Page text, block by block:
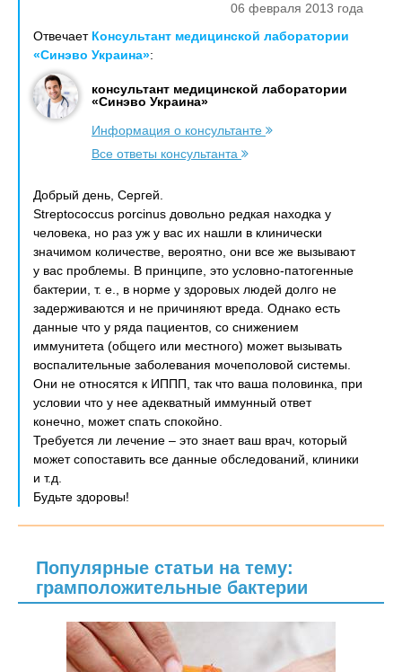
06 февраля 2013 года
Отвечает Консультант медицинской лаборатории
«Синэво Украина»:
консультант медицинской лаборатории
«Синэво Украина»
Информация о консультанте
Все ответы консультанта
Добрый день, Сергей.
Streptococcus porcinus довольно редкая находка у
человека, но раз уж у вас их нашли в клинически
значимом количестве, вероятно, они все же вызывают
у вас проблемы. В принципе, это условно-патогенные
бактерии, т. е., в норме у здоровых людей долго не
задерживаются и не причиняют вреда. Однако есть
данные что у ряда пациентов, со снижением
иммунитета (общего или местного) может вызывать
воспалительные заболевания мочеполовой системы.
Они не относятся к ИППП, так что ваша половинка, при
условии что у нее адекватный иммунный ответ
конечно, может спать спокойно.
Требуется ли лечение – это знает ваш врач, который
может сопоставить все данные обследований, клиники
и т.д.
Будьте здоровы!
Популярные статьи на тему:
грамположительные бактерии